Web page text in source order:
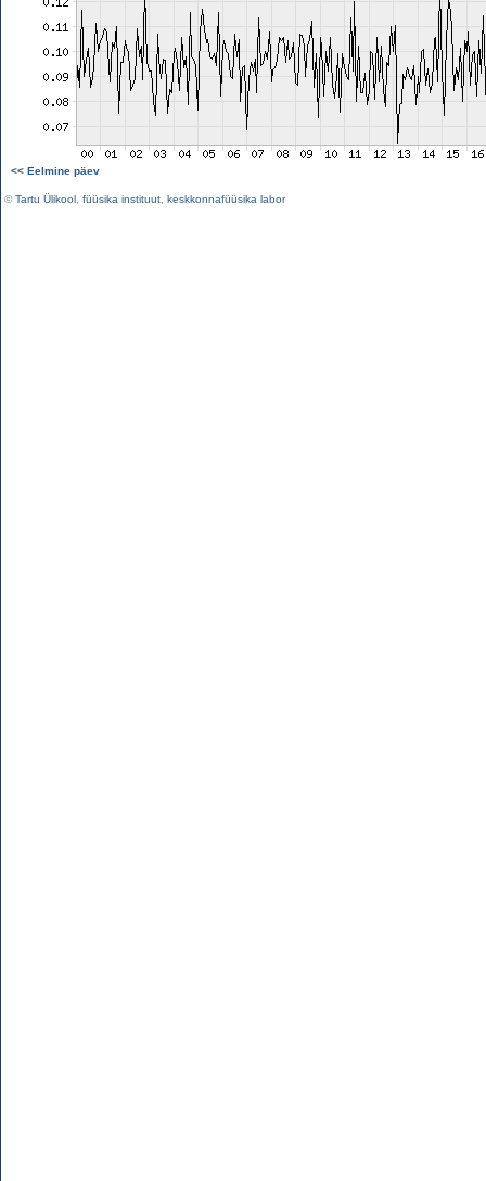
<< Eelmine päev
©Tartu Ülikool füüsika instituut keskkonnafüüsika labor